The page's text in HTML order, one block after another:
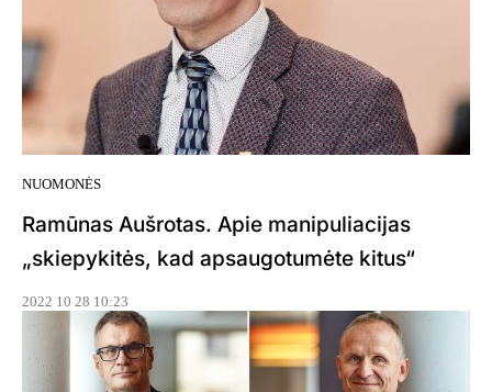
NUOMONĖS
Ramūnas Aušrotas. Apie manipuliacijas
„skiepykitės, kad apsaugotumėte kitus“
2022 10 28 10:23